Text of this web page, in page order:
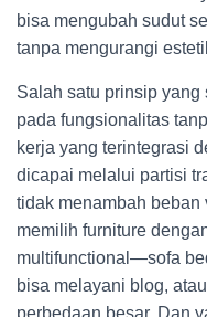
bisa mengubah sudut
tanpa mengurangi
Salah satu prinsip
pada fungsionalitas
kerja yang terintegrasi
dicapai melalui partisi
tidak menambah beban
memilih furniture
multifunctional—sofa
bisa melayani blog,
perbedaan besar. Dan